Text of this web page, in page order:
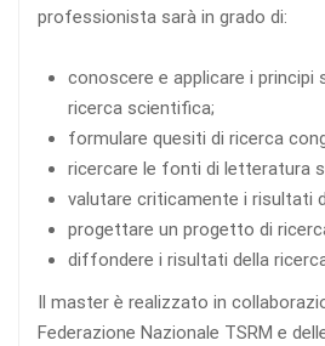
professionista sarà in grado di:
conoscere e applicare i principi
ricerca scientifica;
formulare quesiti di ricerca
ricercare le fonti di letteratura
valutare criticamente i risultati
progettare un progetto di
diffondere i risultati della
Il master è realizzato in
Federazione Nazionale TSRM e